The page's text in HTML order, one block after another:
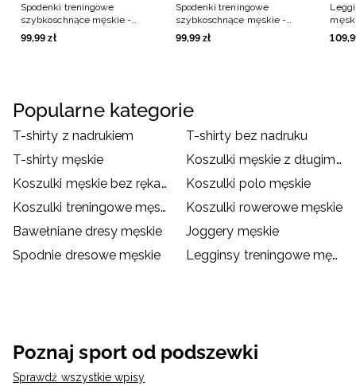
Spodenki treningowe
szybkoschnące męskie -
czarne
99,99 zł
Spodenki treningowe
szybkoschnące męskie -
czarne
99,99 zł
109,
Popularne kategorie
T-shirty z nadrukiem
T-shirty bez nadruku
T-shirty męskie
Koszulki męskie z długim rękawem
Koszulki męskie bez rękawów
Koszulki polo męskie
Koszulki treningowe męskie
Koszulki rowerowe męskie
Bawełniane dresy męskie
Joggery męskie
Spodnie dresowe męskie
Legginsy treningowe męskie
Poznaj sport od podszewki
Sprawdź wszystkie wpisy